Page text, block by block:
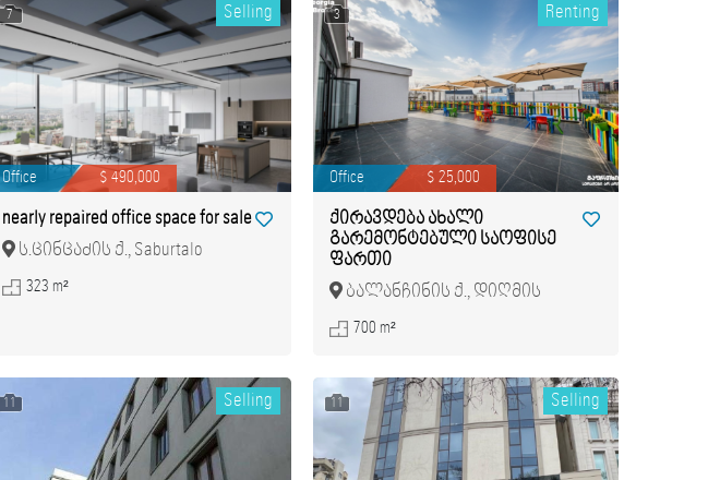
7 Selling
Office $ 490,000
nearly repaired office space for sale
ს.ცინცაძის ქ., Saburtalo
323 m²
3 Renting
Office $ 25,000
ქირავდება ახალი
გარემონტებული საოფისე
ფართი
ბალანჩინის ქ., დიღმის
მასივი
700 m²
11 Selling 11 Selling